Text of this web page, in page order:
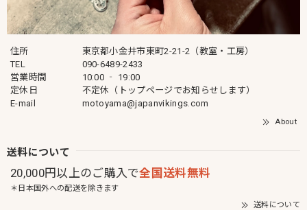
住所
東京都小金井市東町2-21-2（教室・工房）
TEL
090-6489-2433
営業時間
10:00 ‐ 19:00
定休日
不定休（トップページでお知らせします）
E-mail
motoyama@japanvikings.com
About
送料について
20,000円以上のご購入で全国送料無料
＊日本国外への配送を除きます
送料について